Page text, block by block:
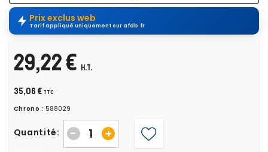
Prix exclus web
Tarif appliqué uniquement sur afdb.fr
29,22 € H.T.
35,06 € TTC
Chrono : 588029
Quantité: +
-